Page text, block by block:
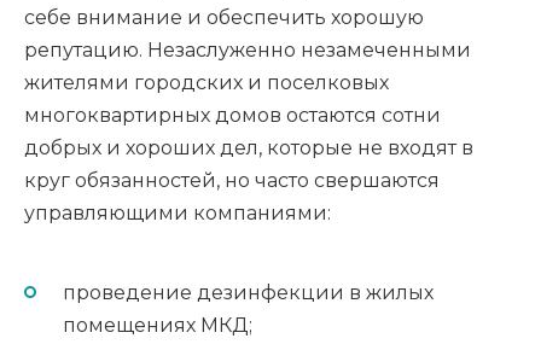
себе внимание и обеспечить хорошую
репутацию. Незаслуженно незамеченными
жителями городских и поселковых
многоквартирных домов остаются сотни
добрых и хороших дел, которые не входят в
круг обязанностей, но часто свершаются
управляющими компаниями:
проведение дезинфекции в жилых
помещениях МКД;